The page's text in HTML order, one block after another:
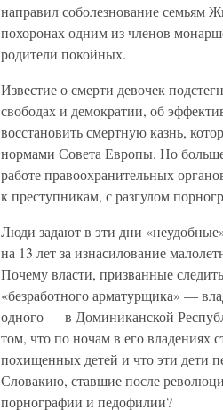
направил соболезнование семьям
похоронах одним из членов
родители покойных.
Известие о смерти девочек
свободах и демократии, об
восстановить смертную казнь,
нормами Совета Европы. Но
работе правоохранительных
к преступникам, с разгулом
Люди задают в эти дни
на 13 лет за изнасилование
Почему власти, призванные
«безработного арматурщика» —
одного — в Доминиканской
том, что по ночам в его владениях
похищенных детей и что эти дети
Словакию, ставшие после
порнографии и педофилии?